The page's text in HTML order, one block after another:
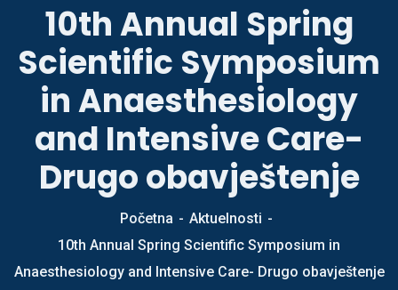
10th Annual Spring
Scientific Symposium
in Anaesthesiology
and Intensive Care-
Drugo obavještenje
Početna
Aktuelnosti
10th Annual Spring Scientific Symposium in
Anaesthesiology and Intensive Care- Drugo obavještenje